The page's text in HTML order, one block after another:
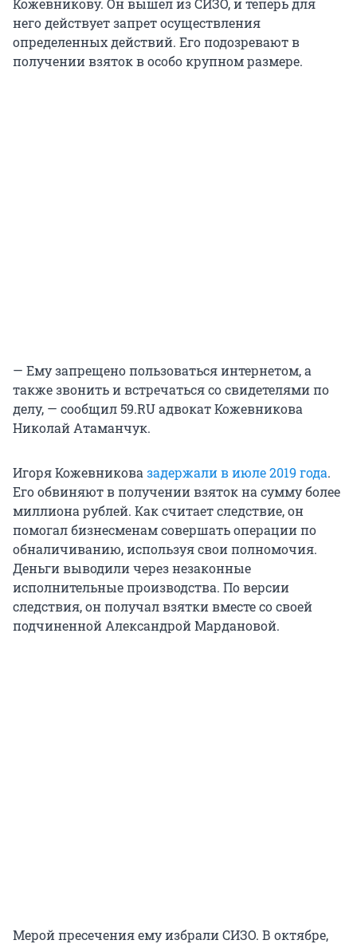
Кожевникову. Он вышел из СИЗО, и теперь для
него действует запрет осуществления
определенных действий. Его подозревают в
получении взяток в особо крупном размере.
— Ему запрещено пользоваться интернетом, а
также звонить и встречаться со свидетелями по
делу, — сообщил 59.RU адвокат Кожевникова
Николай Атаманчук.
Игоря Кожевникова задержали в июле 2019 года.
Его обвиняют в получении взяток на сумму более
миллиона рублей. Как считает следствие, он
помогал бизнесменам совершать операции по
обналичиванию, используя свои полномочия.
Деньги выводили через незаконные
исполнительные производства. По версии
следствия, он получал взятки вместе со своей
подчиненной Александрой Мардановой.
Мерой пресечения ему избрали СИЗО. В октябре,